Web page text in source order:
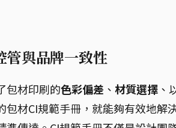
管與品牌一致性
包材印刷的色彩偏差 、 材質選擇 、
材CI規範手冊，就能夠有效地解